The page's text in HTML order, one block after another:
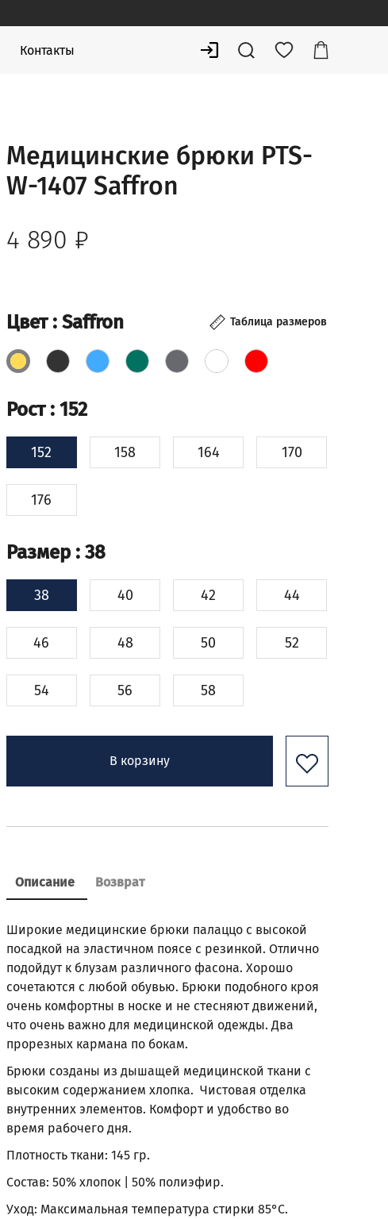
Контакты
Медицинские брюки PTS-
W-1407 Saffron
4 890 ₽
Цвет: Saffron Таблица размеров
Рост: 152
152 158 164 170
176
Размер : 38
38 40 42 44
46 48 50 52
54 56 58
В корзину
Описание Возврат
Широкие медицинские брюки палаццо с высокой
посадкой на эластичном поясе с резинкой. Отлично
подойдут к блузам различного фасона. Хорошо
сочетаются с любой обувью. Брюки подобного кроя
очень комфортны в носке и не стесняют движений,
что очень важно для медицинской одежды. Два
прорезных кармана по бокам.
Брюки созданы из дышащей медицинской ткани с
высоким содержанием хлопка. Чистовая отделка
внутренних элементов. Комфорт и удобство во
время рабочего дня.
Плотность ткани: 145 гр.
Состав: 50% хлопок | 50% полиэфир.
Уход: Максимальная температура стирки 85°С.